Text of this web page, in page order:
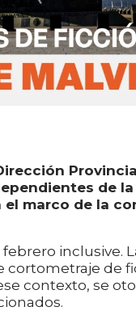
de
marco de la
inclusive.
de
contexto, se